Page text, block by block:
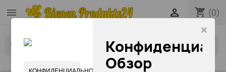
×
Обзор
 shopping_cart (0)

search